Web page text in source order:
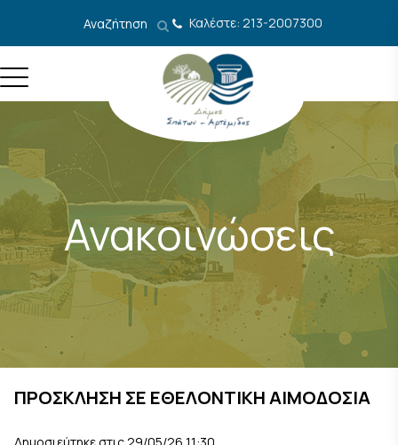
Αναζήτηση Καλέστε: 213-2007300
Ανακοινώσεις
ΠΡΟΣΚΛΗΣΗ ΣΕ ΕΘΕΛΟΝΤΙΚΗ ΑΙΜΟΔΟΣΙΑ